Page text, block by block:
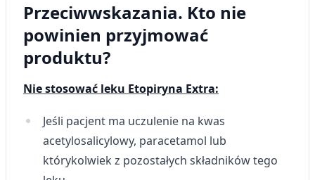
Przeciwwskazania. Kto nie
powinien przyjmować
produktu?
Nie stosować leku Etopiryna Extra:
Jeśli pacjent ma uczulenie na kwas
acetylosalicylowy, paracetamol lub
którykolwiek z pozostałych składników tego